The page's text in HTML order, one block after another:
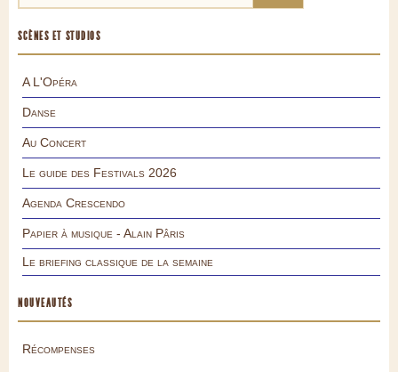
SCÈNES ET STUDIOS
A L'Opéra
Danse
Au Concert
Le guide des Festivals 2026
Agenda Crescendo
Papier à musique - Alain Pâris
Le briefing classique de la semaine
NOUVEAUTÉS
Récompenses